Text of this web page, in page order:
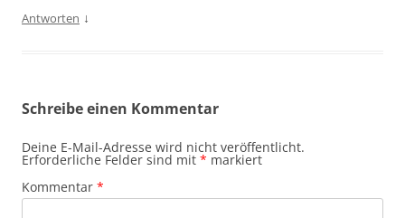
Antworten ↓
Schreibe einen Kommentar
Deine E-Mail-Adresse wird nicht veröffentlicht.
Erforderliche Felder sind mit * markiert
Kommentar *